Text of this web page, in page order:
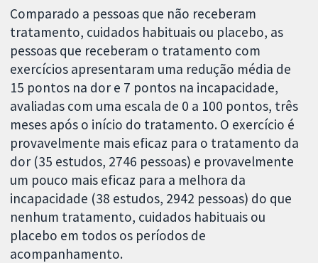
Comparado a pessoas que não receberam
tratamento, cuidados habituais ou placebo, as
pessoas que receberam o tratamento com
exercícios apresentaram uma redução média de
15 pontos na dor e 7 pontos na incapacidade,
avaliadas com uma escala de 0 a 100 pontos, três
meses após o início do tratamento. O exercício é
provavelmente mais eficaz para o tratamento da
dor (35 estudos, 2746 pessoas) e provavelmente
um pouco mais eficaz para a melhora da
incapacidade (38 estudos, 2942 pessoas) do que
nenhum tratamento, cuidados habituais ou
placebo em todos os períodos de
acompanhamento.